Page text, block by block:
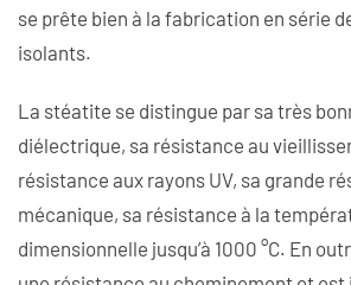
se prête bien à la fabrication en série
isolants.
La stéatite se distingue par sa très
diélectrique, sa résistance au
résistance aux rayons UV, sa grande
mécanique, sa résistance à la
dimensionnelle jusqu’à 1000 °C. En